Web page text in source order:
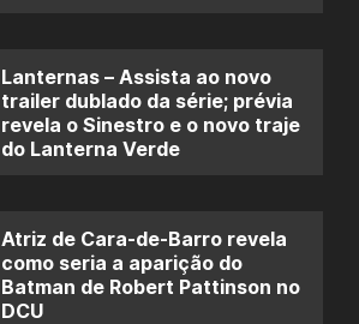
Lanternas – Assista ao novo
trailer dublado da série; prévia
revela o Sinestro e o novo traje
do Lanterna Verde
Atriz de Cara-de-Barro revela
como seria a aparição do
Batman de Robert Pattinson no
DCU